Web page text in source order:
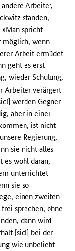
Arbeiter,
standen,
spricht
möglich, wenn
Arbeit ermüdet
geht es erst
wieder Schulung,
Arbeiter verärgert
werden Gegner
aber in einer
ist nicht
Regierung,
sie nicht alles
es wohl daran,
unterrichtet
sie so
einen zweiten
sprechen, ohne
dann wird
[sic!] bei der
wie unbeliebt